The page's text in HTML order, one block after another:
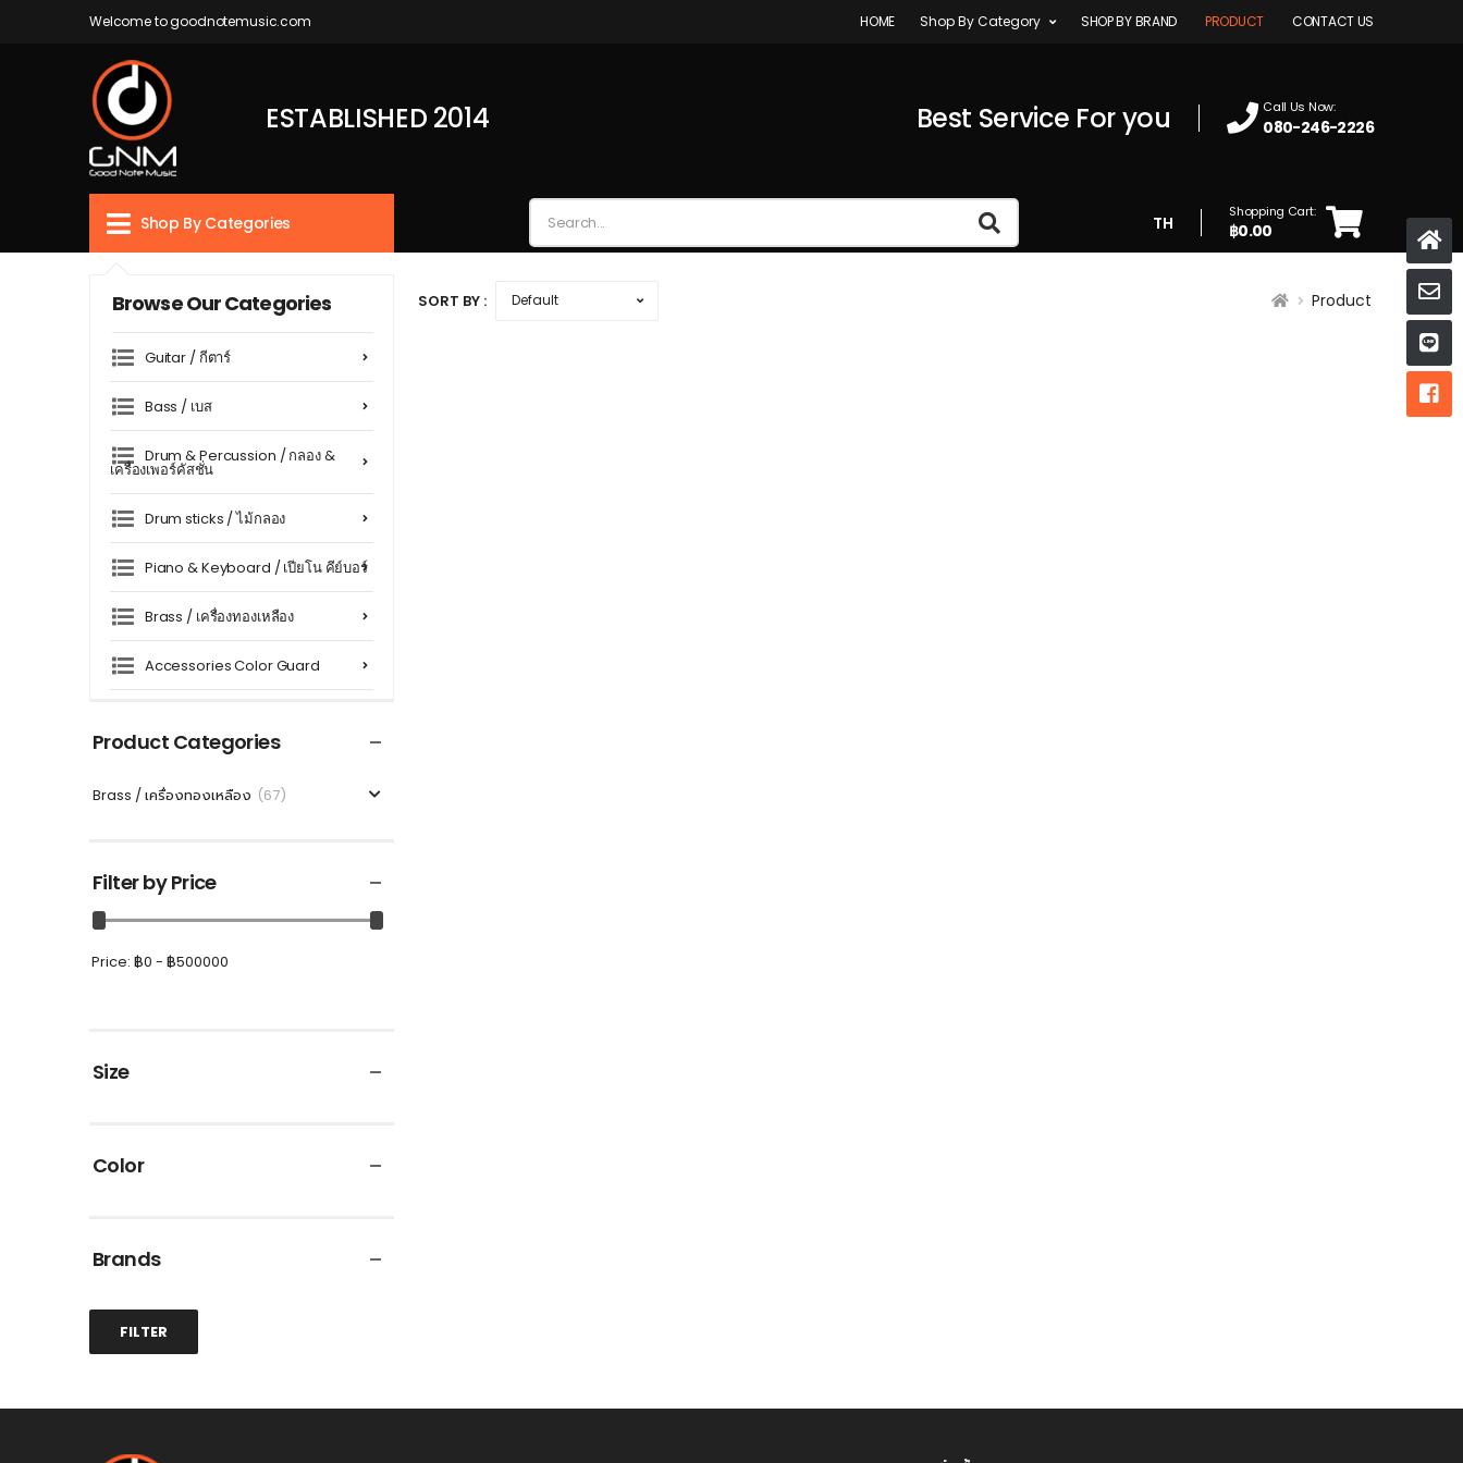
Welcome to goodnotemusic.com HOME Shop By Category SHOP BY BRAND PRODUCT CONTACT US
ESTABLISHED 2014 Best Service For you Call Us Now:
080-246-2226
Shop By Categories
Browse Our Categories
Guitar / กีตาร์
Bass / เบส
Drum & Percussion / กลอง &
เครื่องเพอร์คัสชั่น
Drum sticks / ไม้กลอง
Piano & Keyboard / เปียโน คีย์บอร์
Brass / เครื่องทองเหลือง
Accessories Color Guard
และน้ำยาทำความสะอาด
TH
Shopping Cart:
฿0.00
Product Categories
Brass / เครื่องทองเหลือง (67)
Filter by Price
Price: ฿0 - ฿500000
Size
Color
Brands
FILTER
SORT BY : Product